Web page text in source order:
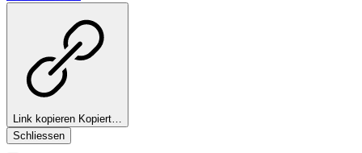
Link kopieren Kopiert…
Schliessen